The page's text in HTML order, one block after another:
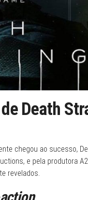
Death
chegou ao sucesso,
e pela produtora
revelados.